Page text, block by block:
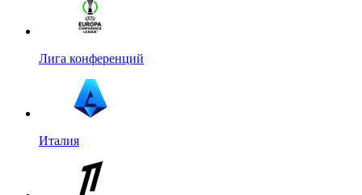
Лига конференций
Италия